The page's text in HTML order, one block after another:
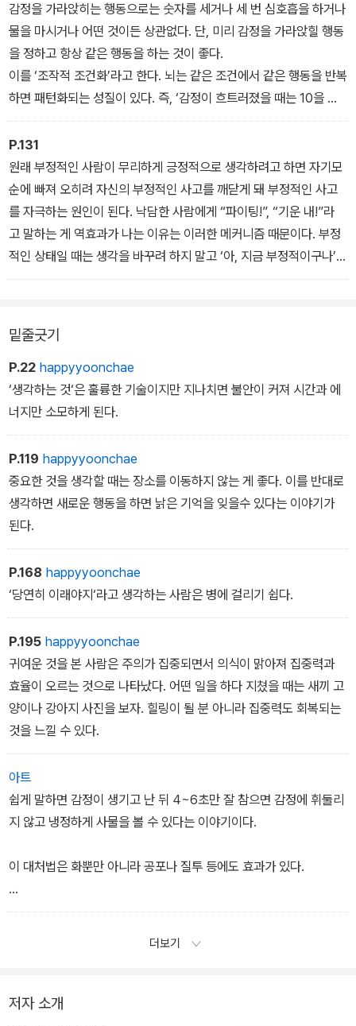
감정을 가라앉히는 행동으로는 숫자를 세거나 세 번 심호흡을 하거나
물을 마시거나 어떤 것이든 상관없다. 단, 미리 감정을 가라앉힐 행동
을 정하고 항상 같은 행동을 하는 것이 좋다.
이를 ‘조작적 조건화’라고 한다. 뇌는 같은 조건에서 같은 행동을 반복
하면 패턴화되는 성질이 있다. 즉, ‘감정이 흐트러졌을 때는 10을 센
다=냉정해질 수 있다’는 공식이 생기면 효과적으로 감정을 억제할 수
있다. 이것은 운동선수들이 경기 전에 하는 루틴과 같은 원리이다.
P.131
원래 부정적인 사람이 무리하게 긍정적으로 생각하려고 하면 자기모
순에 빠져 오히려 자신의 부정적인 사고를 깨닫게 돼 부정적인 사고
를 자극하는 원인이 된다. 낙담한 사람에게 “파이팅!”, “기운 내!”라
고 말하는 게 역효과가 나는 이유는 이러한 메커니즘 때문이다. 부정
적인 상태일 때는 생각을 바꾸려 하지 말고 ‘아, 지금 부정적이구나’라
며 내 감정을 인정하는 것부터 먼저 해 보자. 이때 자신의 상태를 두고
쩍 사고를 다른 곳으로 돌려 보자.
밑줄긋기
P.22 happyyoonchae
‘생각하는 것‘은 훌륭한 기술이지만 지나치면 불안이 커져 시간과 에
너지만 소모하게 된다.
P.119 happyyoonchae
중요한 것을 생각할 때는 장소를 이동하지 않는 게 좋다. 이를 반대로
생각하면 새로운 행동을 하면 낡은 기억을 잊을수 있다는 이야기가
된다.
P.168 happyyoonchae
‘당연히 이래야지‘라고 생각하는 사람은 병에 걸리기 쉽다.
P.195 happyyoonchae
귀여운 것을 본 사람은 주의가 집중되면서 의식이 맑아져 집중력과
효율이 오르는 것으로 나타났다. 어떤 일을 하다 지쳤을 때는 새끼 고
양이나 강아지 사진을 보자. 힐링이 될 분 아니라 집중력도 회복되는
것을 느낄 수 있다.
아트
쉽게 말하면 감정이 생기고 난 뒤 4~6초만 잘 참으면 감정에 휘둘리
지 않고 냉정하게 사물을 볼 수 있다는 이야기이다.
이 대처법은 화뿐만 아니라 공포나 질투 등에도 효과가 있다.
마음이 무거울 때는 그 기분에 빠져 있지 말고 먼저 숨을 깊게 ‘후~’
더보기
저자 소개